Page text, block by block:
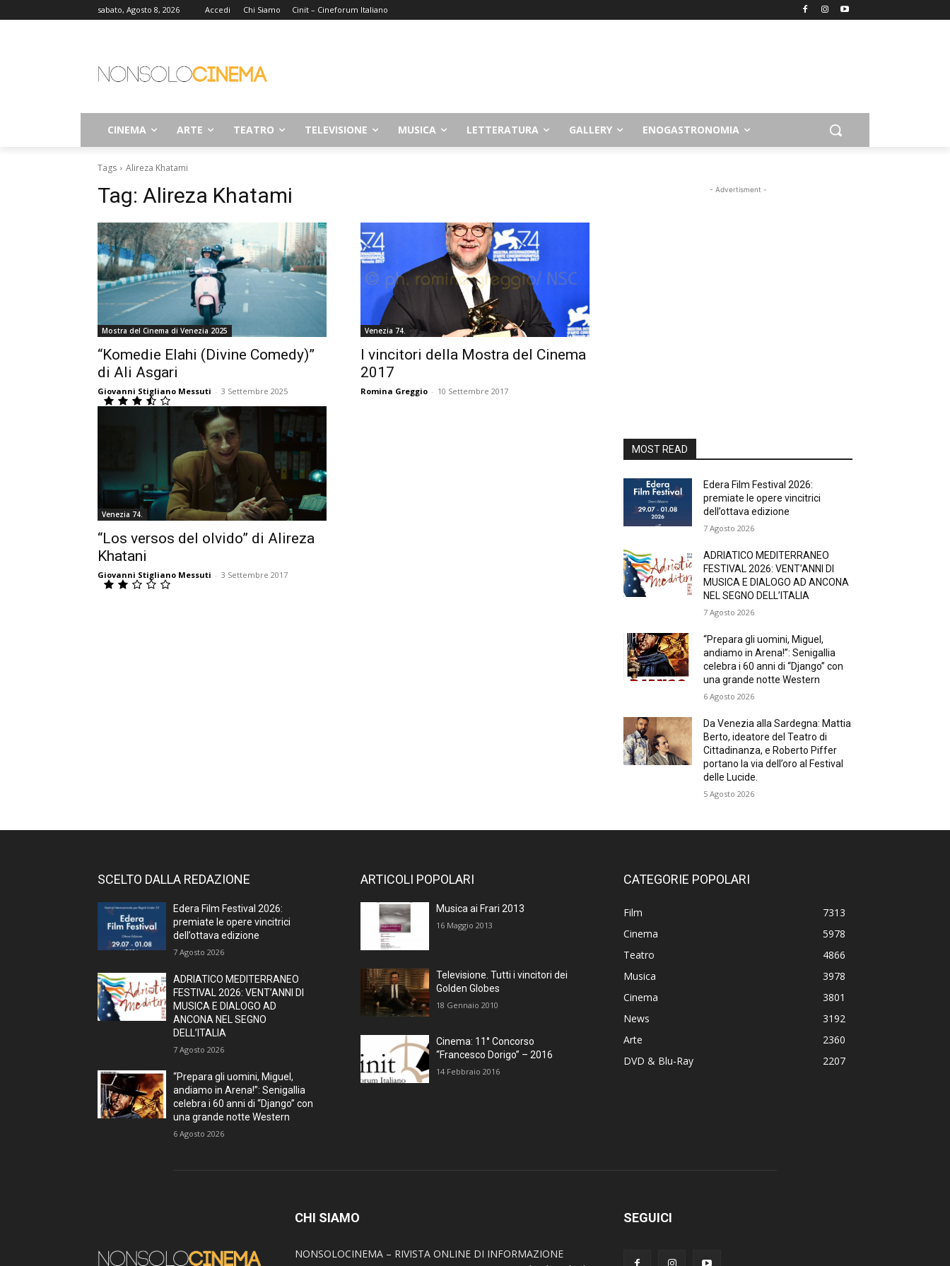
sabato, Agosto 8, 2026 Accedi Chi Siamo Cinit – Cineforum Italiano
CINEMA ARTE TEATRO TELEVISIONE MUSICA LETTERATURA GALLERY ENOGASTRONOMIA
Tags Alireza Khatami
Tag: Alireza Khatami
Mostra del Cinema di Venezia 2025
“Komedie Elahi (Divine Comedy)”
di Ali Asgari
Giovanni Stigliano Messuti - 3 Settembre 2025
Venezia 74.
I vincitori della Mostra del Cinema
2017
Romina Greggio - 10 Settembre 2017
Venezia 74.
“Los versos del olvido” di Alireza
Khatani
Giovanni Stigliano Messuti - 3 Settembre 2017
- Advertisment -
MOST READ
Edera Film Festival 2026:
premiate le opere vincitrici
dell’ottava edizione
7 Agosto 2026
ADRIATICO MEDITERRANEO
FESTIVAL 2026: VENT’ANNI DI
MUSICA E DIALOGO AD ANCONA
NEL SEGNO DELL’ITALIA
7 Agosto 2026
“Prepara gli uomini, Miguel,
andiamo in Arena!”: Senigallia
celebra i 60 anni di “Django” con
una grande notte Western
6 Agosto 2026
Da Venezia alla Sardegna: Mattia
Berto, ideatore del Teatro di
Cittadinanza, e Roberto Piffer
portano la via dell’oro al Festival
delle Lucide.
5 Agosto 2026
SCELTO DALLA REDAZIONE
Edera Film Festival 2026:
premiate le opere vincitrici
dell’ottava edizione
7 Agosto 2026
ADRIATICO MEDITERRANEO
FESTIVAL 2026: VENT’ANNI DI
MUSICA E DIALOGO AD
ANCONA NEL SEGNO
DELL’ITALIA
7 Agosto 2026
“Prepara gli uomini, Miguel,
andiamo in Arena!”: Senigallia
celebra i 60 anni di “Django” con
una grande notte Western
6 Agosto 2026
ARTICOLI POPOLARI
Musica ai Frari 2013
16 Maggio 2013
Televisione. Tutti i vincitori dei
Golden Globes
18 Gennaio 2010
Cinema: 11° Concorso
“Francesco Dorigo” – 2016
14 Febbraio 2016
CATEGORIE POPOLARI
Film
7313
Cinema
5978
Teatro
4866
Musica
3978
Cinema
3801
News
3192
Arte
2360
DVD & Blu-Ray
2207
CHI SIAMO
NONSOLOCINEMA – RIVISTA ONLINE DI INFORMAZIONE
SEGUICI